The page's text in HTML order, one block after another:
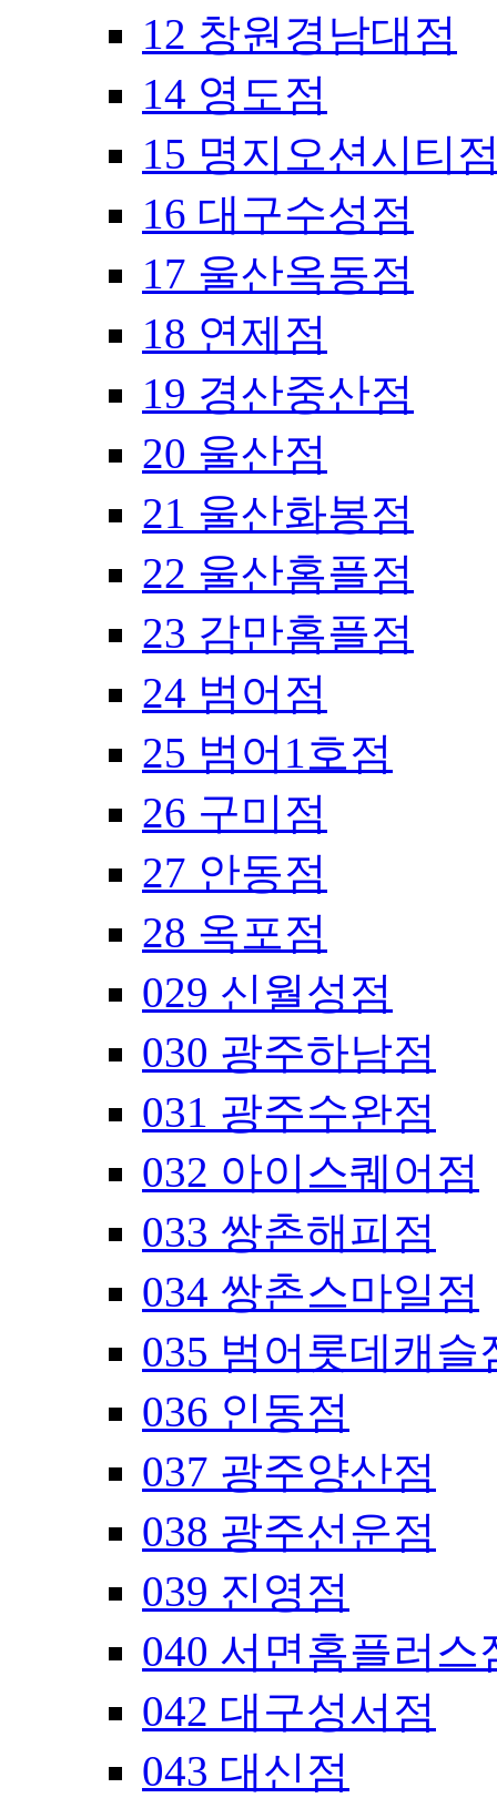
12 창원경남대점
14 영도점
15 명지오션시티
16 대구수성점
17 울산옥동점
18 연제점
19 경산중산점
20 울산점
21 울산화봉점
22 울산홈플점
23 감만홈플점
24 범어점
25 범어1호점
26 구미점
27 안동점
28 옥포점
029 신월성점
030 광주하남점
031 광주수완점
032 아이스퀘어점
033 쌍촌해피점
034 쌍촌스마일점
035 범어롯데캐슬
036 인동점
037 광주양산점
038 광주선운점
039 진영점
040 서면홈플러스
042 대구성서점
043 대신점